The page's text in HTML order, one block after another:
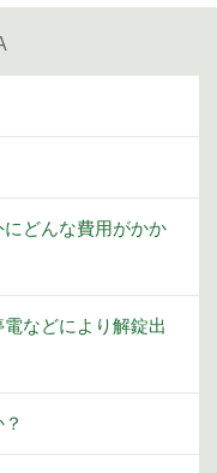
どんな費用がかか
などにより解錠出